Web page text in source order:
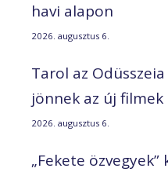
havi alapon
2026. augusztus 6.
Tarol az
jönnek az új filmek
2026. augusztus 6.
„Fekete